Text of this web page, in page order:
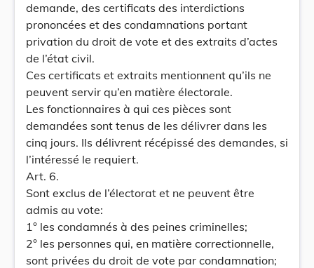
demande, des certificats des interdictions
prononcées et des condamnations portant
privation du droit de vote et des extraits d’actes
de l’état civil.
Ces certificats et extraits mentionnent qu’ils ne
peuvent servir qu’en matière électorale.
Les fonctionnaires à qui ces pièces sont
demandées sont tenus de les délivrer dans les
cinq jours. Ils délivrent récépissé des demandes, si
l’intéressé le requiert.
Art. 6.
Sont exclus de l’électorat et ne peuvent être
admis au vote:
1° les condamnés à des peines criminelles;
2° les personnes qui, en matière correctionnelle,
sont privées du droit de vote par condamnation;